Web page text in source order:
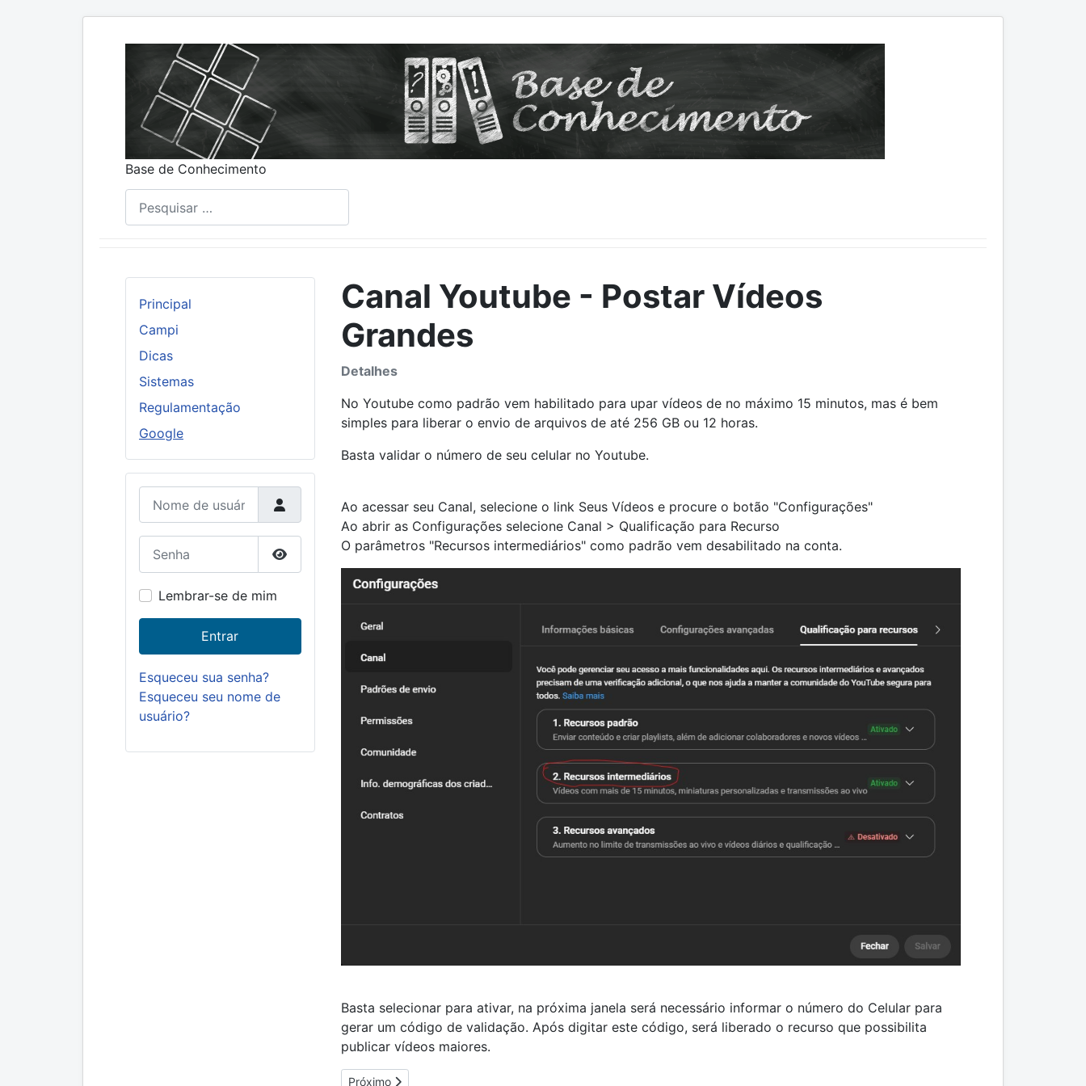
Base de Conhecimento
Principal
Campi
Dicas
Sistemas
Regulamentação
Google
Nome de usuário
Mostrar senha
Lembrar-se de mim
Entrar
Esqueceu sua senha?
Esqueceu seu nome de
usuário?
Canal Youtube - Postar Vídeos
Grandes
Detalhes
No Youtube como padrão vem habilitado para upar vídeos de no máximo 15 minutos, mas é bem
simples para liberar o envio de arquivos de até 256 GB ou 12 horas.
Basta validar o número de seu celular no Youtube.
Ao acessar seu Canal, selecione o link Seus Vídeos e procure o botão "Configurações"
Ao abrir as Configurações selecione Canal > Qualificação para Recurso
O parâmetros "Recursos intermediários" como padrão vem desabilitado na conta.
Basta selecionar para ativar, na próxima janela será necessário informar o número do Celular para
gerar um código de validação. Após digitar este código, será liberado o recurso que possibilita
publicar vídeos maiores.
Próximo artigo: Reset Redefinir Configurações do Chrome
Próximo